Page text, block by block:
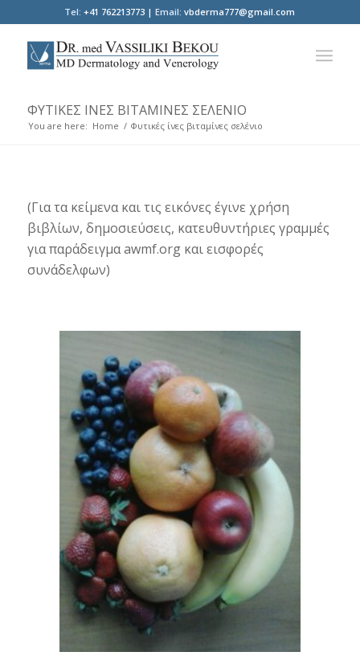
Tel: +41 762213773 |Email: vbderma777@gmail.com
ΦΥΤΙΚΈΣ ΊΝΕΣ ΒΙΤΑΜΊΝΕΣ ΣΕΛΈΝΙΟ
You are here: Home / Φυτικές ίνες βιταμίνες σελένιο
(Για τα κείμενα και τις εικόνες έγινε χρήση
βιβλίων, δημοσιεύσεις, κατευθυντήριες γραμμές
για παράδειγμα awmf.org και εισφορές
συνάδελφων)